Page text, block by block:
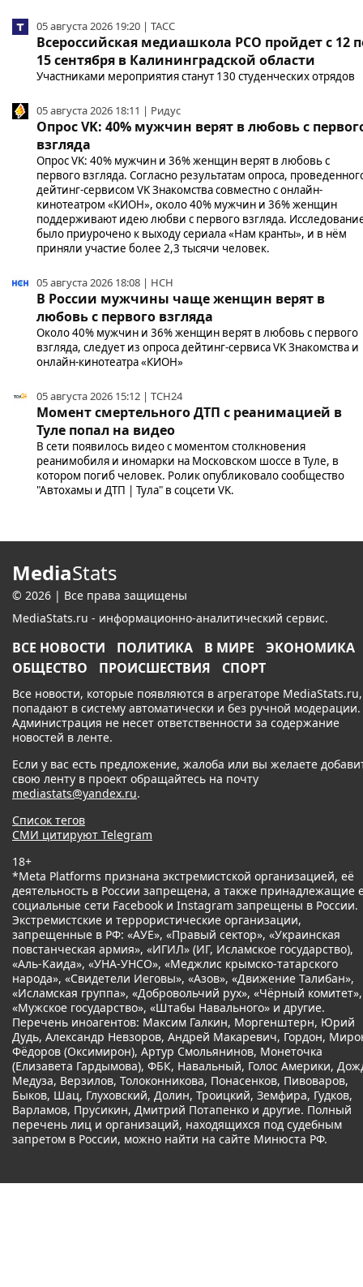
05 августа 2026 19:20 | ТАСС
Всероссийская медиашкола РСО пройдет с 12
15 сентября в Калининградской области
Участниками мероприятия станут 130 студенческих отрядов
05 августа 2026 18:11 | Ридус
Опрос VK: 40% мужчин верят в любовь с
взгляда
Опрос VK: 40% мужчин и 36% женщин верят в любовь с
первого взгляда. Согласно результатам опроса,
дейтинг-сервисом VK Знакомства совместно с онлайн-
кинотеатром «КИОН», около 40% мужчин и 36% женщин
поддерживают идею любви с первого взгляда.
было приурочено к выходу сериала «Нам кранты», и в нём
приняли участие более 2,3 тысячи человек.
05 августа 2026 18:08 | НСН
В России мужчины чаще женщин верят в
любовь с первого взгляда
Около 40% мужчин и 36% женщин верят в любовь с первого
взгляда, следует из опроса дейтинг-сервиса VK Знакомства и
онлайн-кинотеатра «КИОН»
05 августа 2026 15:12 | ТСН24
Момент смертельного ДТП с реанимацией в
Туле попал на видео
В сети появилось видео с моментом столкновения
реанимобиля и иномарки на Московском шоссе в Туле, в
котором погиб человек. Ролик опубликовало сообщество
"Автохамы и ДТП | Тула" в соцсети VK.
MediaStats
© 2026 | Все права защищены
MediaStats.ru - информационно-аналитический сервис.
ВСЕ НОВОСТИ ПОЛИТИКА В МИРЕ
ЭКОНОМИКА
ОБЩЕСТВО
ПРОИСШЕСТВИЯ СПОРТ
Все новости, которые появляются в агрегаторе MediaStats.ru,
попадают в систему автоматически и без ручной модерации.
Администрация не несет ответственности за содержание
новостей в ленте.
Если у вас есть предложение, жалоба или вы желаете
свою ленту в проект обращайтесь на почту
mediastats@yandex.ru.
Список тегов
СМИ цитируют Telegram
18+
*Meta Platforms признана экстремистской организацией, её
деятельность в России запрещена, а также принадлежащие
социальные сети Facebook и Instagram запрещены в России.
Экстремистские и террористические организации,
запрещенные в РФ: «АУЕ», «Правый сектор», «Украинская
повстанческая армия», «ИГИЛ» (ИГ, Исламское государство),
«Аль-Каида», «УНА-УНСО», «Меджлис крымско-татарского
народа», «Свидетели Иеговы», «Азов», «Движение Талибан»,
«Исламская группа», «Добровольчий рух», «Чёрный комитет»,
«Мужское государство», «Штабы Навального» и другие.
Перечень иноагентов: Максим Галкин, Моргенштерн, Юрий
Дудь, Александр Невзоров, Андрей Макаревич, Гордон,
Фёдоров (Оксимирон), Артур Смольянинов, Монеточка
(Елизавета Гардымова), ФБК, Навальный, Голос Америки,
Медуза, Верзилов, Толоконникова, Понасенков, Пивоваров,
Быков, Шац, Глуховский, Долин, Троицкий, Земфира, Гудков,
Варламов, Прусикин, Дмитрий Потапенко и другие. Полный
перечень лиц и организаций, находящихся под судебным
запретом в России, можно найти на сайте Минюста РФ.